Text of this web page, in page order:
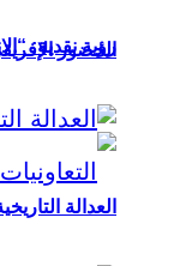
الحضور
رؤية نقدية:
العدالة